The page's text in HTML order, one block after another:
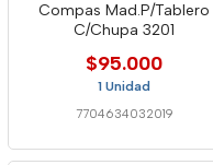
Compas Mad.P/Tablero
C/Chupa 3201
$95.000
1 Unidad
7704634032019